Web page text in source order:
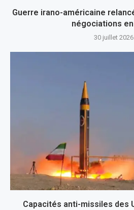
Guerre irano-américaine
négociations
30 juillet 2026
Capacités anti-missiles des